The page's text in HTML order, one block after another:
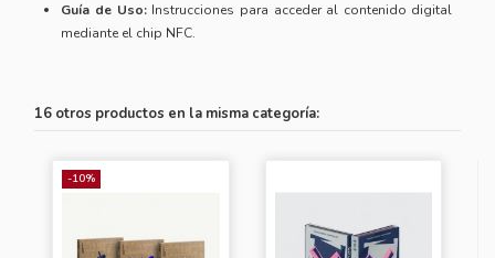
Guía de Uso:Instrucciones para acceder al contenido digital
mediante el chip NFC.
16 otros productos en la misma categoría:
-10%